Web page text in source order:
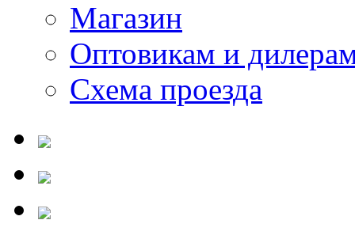
Магазин
Оптовикам и
Схема проезда